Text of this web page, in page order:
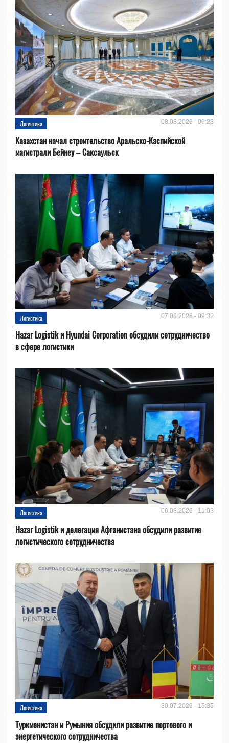
Логистика 08.08.2026 - 09:23
Казахстан начал строительство Аральско-Каспийской
магистрали Бейнеу – Саксаульск
Логистика 07.08.2026 - 09:32
Hazar Logistik и Hyundai Corporation обсудили сотрудничество
в сфере логистики
Логистика 06.08.2026 - 11:03
Hazar Logistik и делегация Афганистана обсудили развитие
логистического сотрудничества
Логистика 30.07.2026 - 15:35
Туркменистан и Румыния обсудили развитие портового и
энергетического сотрудничества